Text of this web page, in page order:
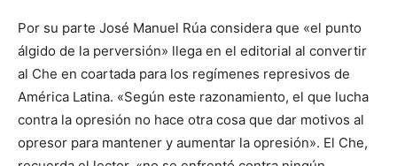
Por su parte José Manuel Rúa considera que «el punto
álgido de la perversión» llega en el editorial al convertir
al Che en coartada para los regímenes represivos de
América Latina. «Según este razonamiento, el que lucha
contra la opresión no hace otra cosa que dar motivos al
opresor para mantener y aumentar la opresión». El Che,